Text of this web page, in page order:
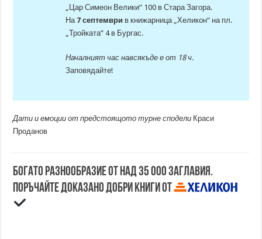
„Цар Симеон Велики“ 100 в Стара Загора.
На 7 септември в книжарница „Хеликон“ на пл.
„Тройката“ 4 в Бургас.
Началният час навсякъде е от 18 ч.
Заповядайте!
Дати и емоции от предстоящото турне сподели Краси
Проданов
Богато разнообразие от над 35 000 заглавия.
Поръчайте доказано добри книги от